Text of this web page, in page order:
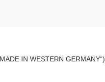
IN WESTERN GERMANY“)